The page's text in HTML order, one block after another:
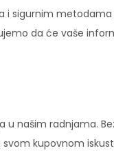
i sigurnim
da će vaše
našim radnjama.
kupovnom